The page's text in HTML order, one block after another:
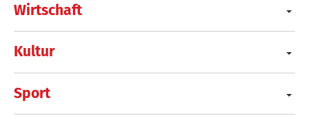
Wirtschaft
Kultur
Sport